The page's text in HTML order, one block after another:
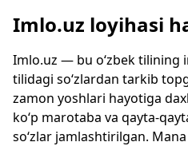
Imlo.uz loyihasi
Imlo.uz — bu o‘zbek tilining
tilidagi so‘zlardan tarkib
zamon yoshlari hayotiga
ko‘p marotaba va qayta-
so‘zlar jamlashtirilgan.